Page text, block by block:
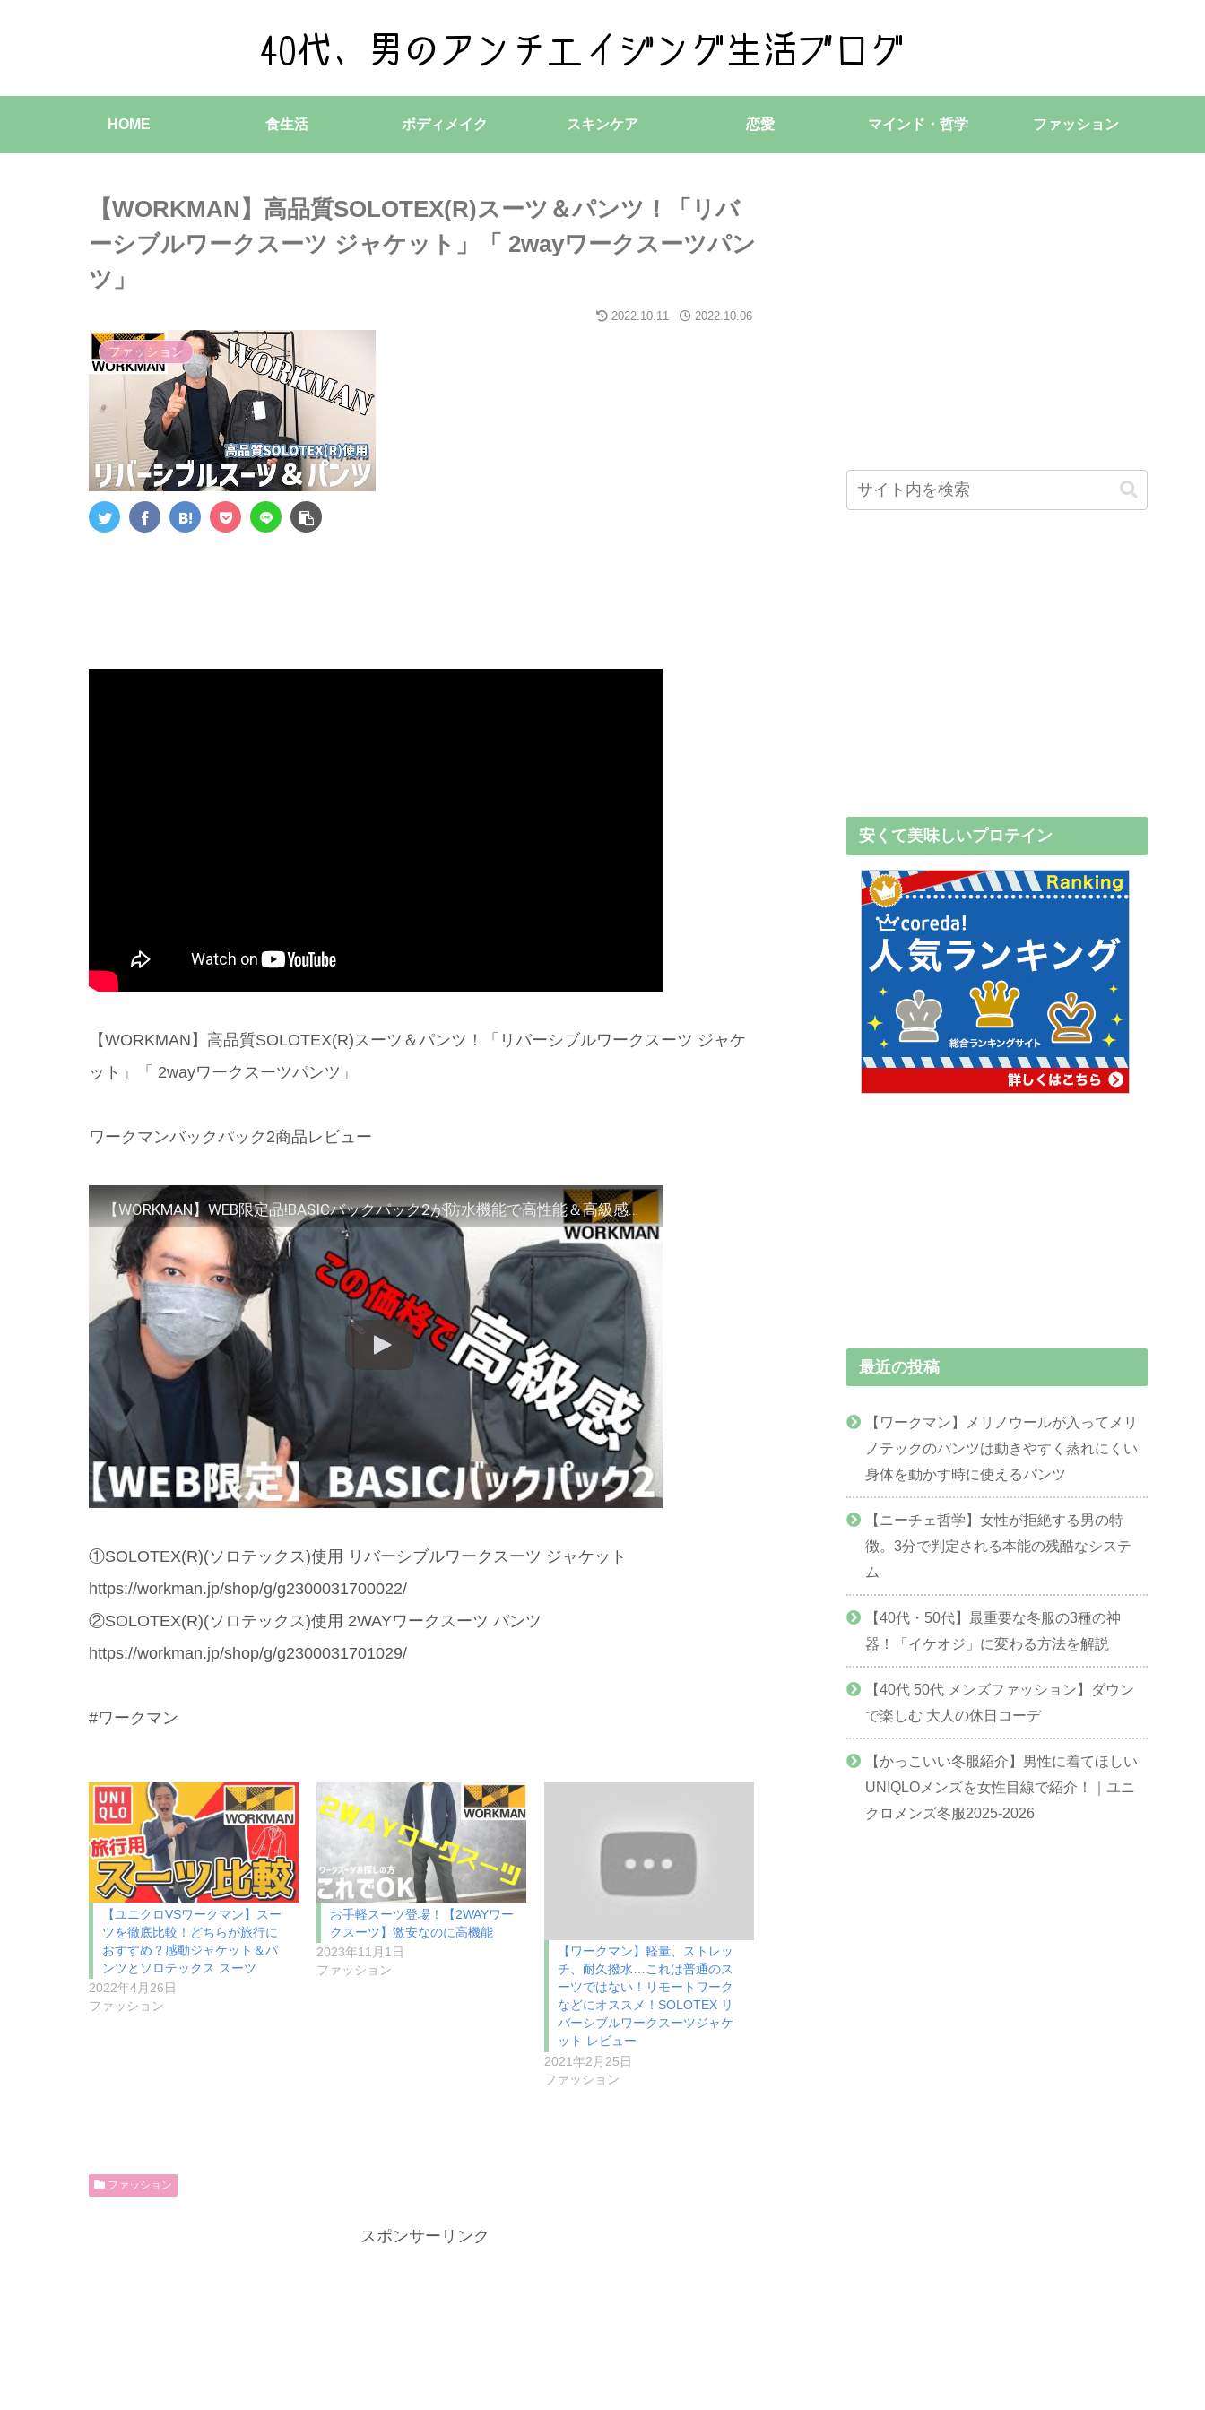
HOME 食生活 ボディメイク スキンケア 恋愛 マインド・哲学 ファッション
【WORKMAN】高品質SOLOTEX(R)スーツ＆パンツ！「リバ
ーシブルワークスーツ ジャケット」「 2wayワークスーツパン
ツ」
2022.10.11 2022.10.06
ファッション
【WORKMAN】高品質SOLOTEX(R)スーツ＆パンツ！「リバーシブルワークスーツ ジャケ
ット」「 2wayワークスーツパンツ」
ワークマンバックパック2商品レビュー
【WORKMAN】WEB限定品!BASICバックパック2が防水機能で高性能＆高級感抜群！
①SOLOTEX(R)(ソロテックス)使用 リバーシブルワークスーツ ジャケット
https://workman.jp/shop/g/g2300031700022/
②SOLOTEX(R)(ソロテックス)使用 2WAYワークスーツ パンツ
https://workman.jp/shop/g/g2300031701029/
#ワークマン
【ユニクロVSワークマン】スー
ツを徹底比較！どちらが旅行に
おすすめ？感動ジャケット＆パ
ンツとソロテックス スーツ
2022年4月26日
ファッション
お手軽スーツ登場！【2WAYワー
クスーツ】激安なのに高機能
2023年11月1日
ファッション
【ワークマン】軽量、ストレッ
チ、耐久撥水…これは普通のス
ーツではない！リモートワーク
などにオススメ！SOLOTEX リ
バーシブルワークスーツジャケ
ット レビュー
2021年2月25日
ファッション
ファッション
スポンサーリンク
安くて美味しいプロテイン
最近の投稿
【ワークマン】メリノウールが入ってメリ
ノテックのパンツは動きやすく蒸れにくい
身体を動かす時に使えるパンツ
【ニーチェ哲学】女性が拒絶する男の特
徴。3分で判定される本能の残酷なシステ
ム
【40代・50代】最重要な冬服の3種の神
器！「イケオジ」に変わる方法を解説
【40代 50代 メンズファッション】ダウン
で楽しむ 大人の休日コーデ
【かっこいい冬服紹介】男性に着てほしい
UNIQLOメンズを女性目線で紹介！｜ユニ
クロメンズ冬服2025-2026